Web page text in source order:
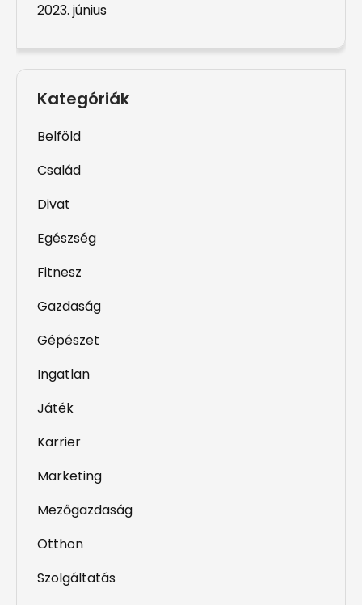
2023. június
Kategóriák
Belföld
Család
Divat
Egészség
Fitnesz
Gazdaság
Gépészet
Ingatlan
Játék
Karrier
Marketing
Mezőgazdaság
Otthon
Szolgáltatás